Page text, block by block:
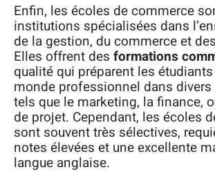
Enfin, les écoles de commerce
institutions spécialisées dans
de la gestion, du commerce et
Elles offrent des formations
qualité qui préparent les
monde professionnel dans
tels que le marketing, la finance,
de projet. Cependant, les écoles
sont souvent très sélectives,
notes élevées et une excellente
langue anglaise.